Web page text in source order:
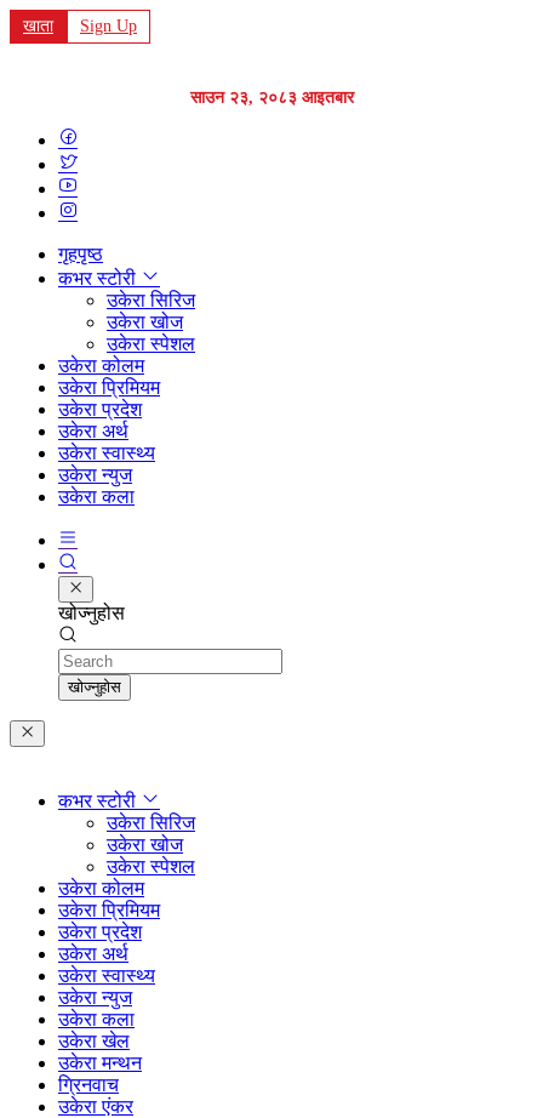
खाता Sign Up
साउन २३, २०८३ आइतबार
गृहपृष्ठ
कभर स्टोरी
उकेरा सिरिज
उकेरा खोज
उकेरा स्पेशल
उकेरा कोलम
उकेरा प्रिमियम
उकेरा प्रदेश
उकेरा अर्थ
उकेरा स्वास्थ्य
उकेरा न्युज
उकेरा कला
खोज्नुहोस
Search
खोज्नुहोस
कभर स्टोरी
उकेरा सिरिज
उकेरा खोज
उकेरा स्पेशल
उकेरा कोलम
उकेरा प्रिमियम
उकेरा प्रदेश
उकेरा अर्थ
उकेरा स्वास्थ्य
उकेरा न्युज
उकेरा कला
उकेरा खेल
उकेरा मन्थन
ग्रिनवाच
उकेरा एंकर